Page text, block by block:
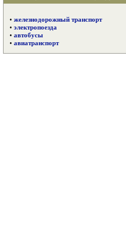
• железнодорожный транспорт
• электропоезда
• автобусы
• авиатранспорт